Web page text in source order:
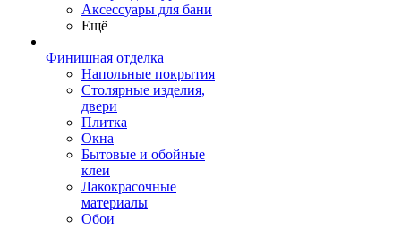
Аксессуары для бани
Ещё
Финишная отделка
Напольные покрытия
Столярные изделия,
двери
Плитка
Окна
Бытовые и обойные
клеи
Лакокрасочные
материалы
Обои